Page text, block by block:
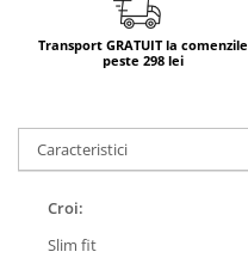
Transport GRATUIT la comenzile
peste 298 lei
Caracteristici
Croi:
Slim fit